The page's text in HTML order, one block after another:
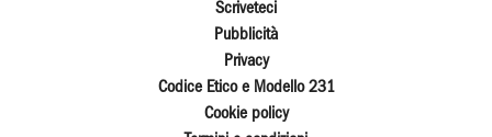
Scriveteci
Pubblicità
Privacy
Codice Etico e Modello 231
Cookie policy